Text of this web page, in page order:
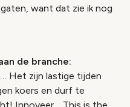
want dat zie ik nog
de branche:
Het zijn lastige tijden
koers en durf te